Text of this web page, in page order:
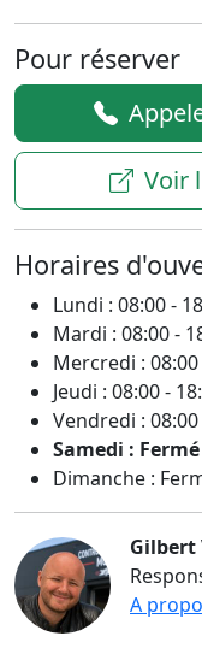
Pour réserver
Voir
Horaires
Lundi : 08:00 -
Mardi : 08:00 -
Mercredi : 08:00
Jeudi : 08:00 -
Vendredi : 08:00
Samedi : Fermé
Dimanche :
Gilbert
A